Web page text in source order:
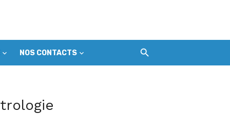
les premières gardiennes du parc
NOS CONTACTS